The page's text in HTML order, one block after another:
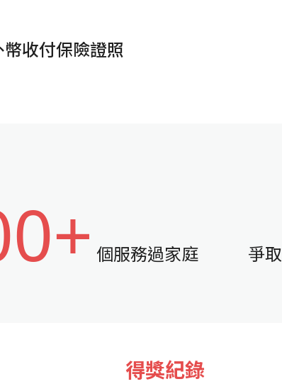
幣收付保險證照
個服務過家庭 爭取
得獎紀錄